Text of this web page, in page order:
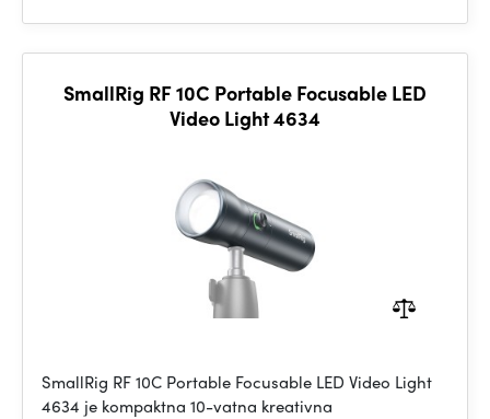
SmallRig RF 10C Portable Focusable LED
Video Light 4634
SmallRig RF 10C Portable Focusable LED Video Light
4634 je kompaktna 10-vatna kreativna